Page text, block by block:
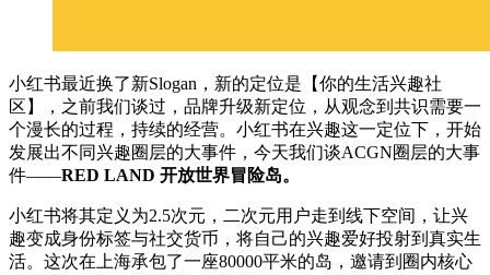
小红书最近换了新Slogan，新的定位是【你的生活兴趣社
区】，之前我们谈过，品牌升级新定位，从观念到共识需要一
个漫长的过程，持续的经营。小红书在兴趣这一定位下，开始
发展出不同兴趣圈层的大事件，今天我们谈ACGN圈层的大事
件——RED LAND 开放世界冒险岛。
小红书将其定义为2.5次元，二次元用户走到线下空间，让兴
趣变成身份标签与社交货币，将自己的兴趣爱好投射到真实生
活。这次在上海承包了一座80000平米的岛，邀请到圈内核心